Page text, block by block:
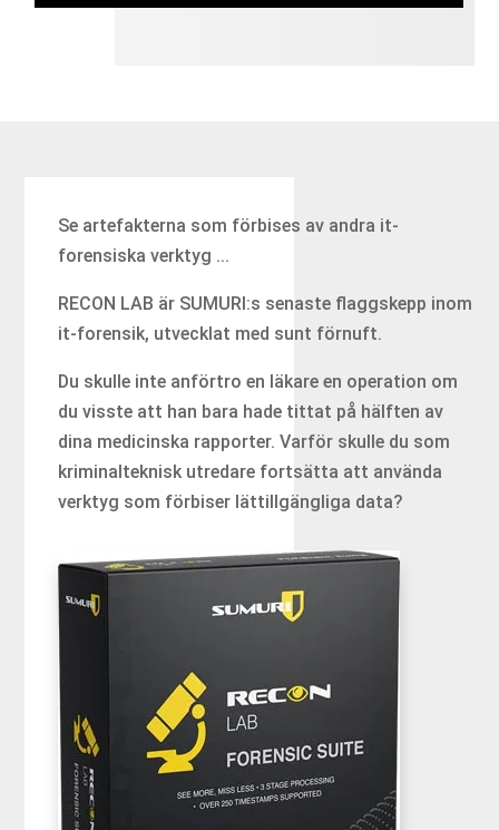
Se artefakterna som förbises av andra it-
forensiska verktyg ...
RECON LAB är SUMURI:s senaste flaggskepp inom
it-forensik, utvecklat med sunt förnuft.
Du skulle inte anförtro en läkare en operation om
du visste att han bara hade tittat på hälften av
dina medicinska rapporter. Varför skulle du som
kriminalteknisk utredare fortsätta att använda
verktyg som förbiser lättillgängliga data?